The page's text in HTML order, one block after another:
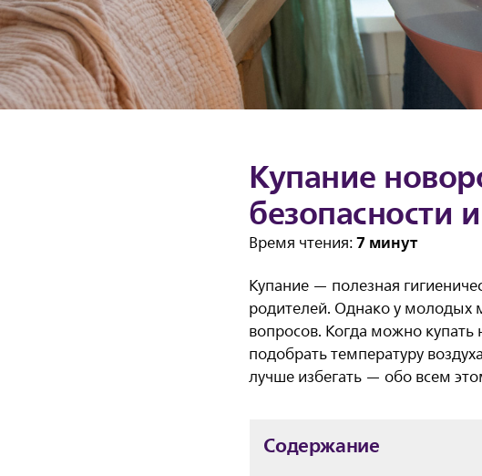
Купание
безопасности
Время чтения:7 минут
Купание — полезная
родителей. Однако у молодых
вопросов. Когда можно
подобрать температуру
лучше избегать — обо всем
Содержание